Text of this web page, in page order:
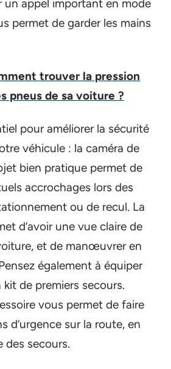
un appel important en mode
permet de garder les mains
trouver la pression
pneus de sa voiture ?
pour améliorer la sécurité
véhicule : la caméra de
bien pratique permet de
accrochages lors des
ou de recul. La
d’avoir une vue claire de
et de manœuvrer en
également à équiper
de premiers secours.
vous permet de faire
d’urgence sur la route, en
des secours.